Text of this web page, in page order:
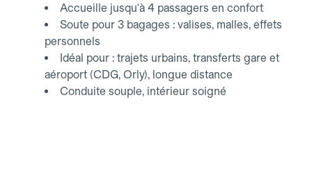
Accueille jusqu'à 4 passagers en confort
Soute pour 3 bagages : valises, malles, effets
personnels
Idéal pour : trajets urbains, transferts gare et
aéroport (CDG, Orly), longue distance
Conduite souple, intérieur soigné